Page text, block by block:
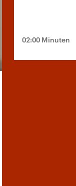
02:00 Minuten